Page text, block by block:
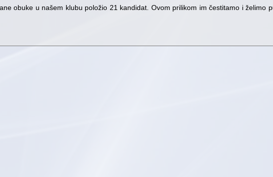
obuke u našem klubu položio 21 kandidat. Ovom prilikom im čestitamo i želimo